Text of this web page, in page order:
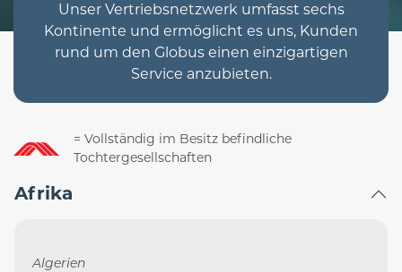
Unser Vertriebsnetzwerk umfasst sechs
Kontinente und ermöglicht es uns, Kunden
rund um den Globus einen einzigartigen
Service anzubieten.
= Vollständig im Besitz befindliche
Tochtergesellschaften
Afrika
Algerien